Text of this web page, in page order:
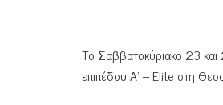
Το Σαββατοκύριακο 23
επιπέδου Α’ – Elite στη